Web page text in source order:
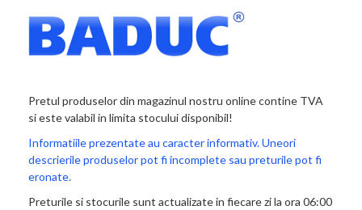
Pretul produselor din magazinul nostru online contine TVA
si este valabil in limita stocului disponibil!
Informatiile prezentate au caracter informativ. Uneori
descrierile produselor pot fi incomplete sau preturile pot fi
eronate.
Preturile si stocurile sunt actualizate in fiecare zi la ora 06:00